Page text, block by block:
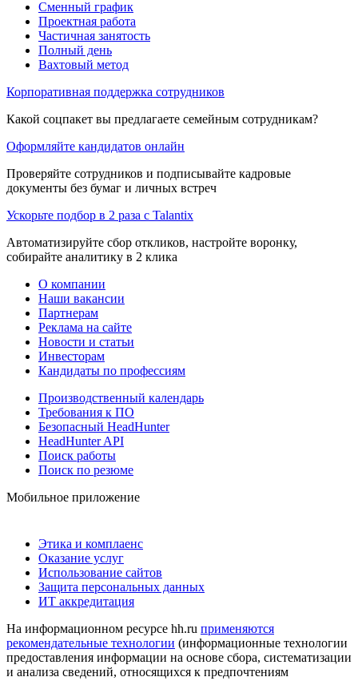
Сменный график
Проектная работа
Частичная занятость
Полный день
Вахтовый метод
Корпоративная поддержка сотрудников
Какой соцпакет вы предлагаете семейным сотрудникам?
Оформляйте кандидатов онлайн
Проверяйте сотрудников и подписывайте кадровые
документы без бумаг и личных встреч
Ускорьте подбор в 2 раза с Talantix
Автоматизируйте сбор откликов, настройте воронку,
собирайте аналитику в 2 клика
О компании
Наши вакансии
Партнерам
Реклама на сайте
Новости и статьи
Инвесторам
Кандидаты по профессиям
Производственный календарь
Требования к ПО
Безопасный HeadHunter
HeadHunter API
Поиск работы
Поиск по резюме
Мобильное приложение
Этика и комплаенс
Оказание услуг
Использование сайтов
Защита персональных данных
ИТ аккредитация
На информационном ресурсе hh.ru применяются
рекомендательные технологии (информационные технологии
предоставления информации на основе сбора, систематизации
и анализа сведений, относящихся к предпочтениям